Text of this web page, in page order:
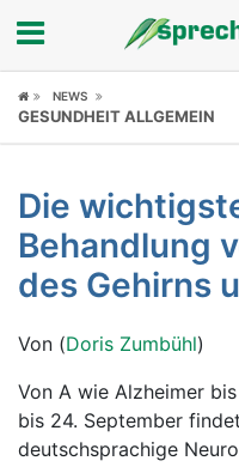
Fokus
Symptome
Untersuchungen
News
Ratgeber
Rubriken
NEWS
GESUNDHEIT ALLGEMEIN
Die
Behandlung
des Gehirns
Von (Doris Zumbühl)
Von A wie Alzheimer
bis 24. September
deutschsprachige